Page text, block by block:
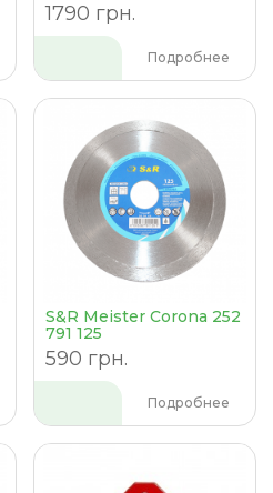
1790 грн.
Подробнее
S&R Meister Corona 252
791 125
590 грн.
Подробнее